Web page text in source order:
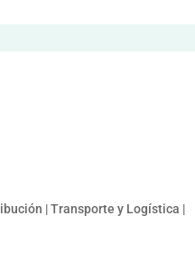
| Transporte y Logística |